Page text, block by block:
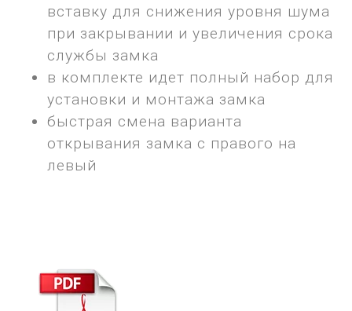
вставку для снижения уровня шума
при закрывании и увеличения срока
службы замка
в комплекте идет полный набор для
установки и монтажа замка
быстрая смена варианта
открывания замка с правого на
левый